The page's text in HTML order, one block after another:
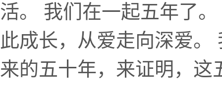
活。 我们在一起五年了
此成长，从爱走向深爱
来的五十年，来证明，这